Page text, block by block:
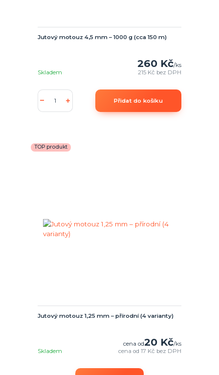
Jutový motouz 4,5 mm – 1000 g (cca 150 m)
260 Kč/ks
215 Kč bez DPH
Skladem
Přidat do košíku
TOP produkt
Jutový motouz 1,25 mm – přírodní (4 varianty)
cena od20 Kč/ks
cena od17 Kč bez DPH
Skladem